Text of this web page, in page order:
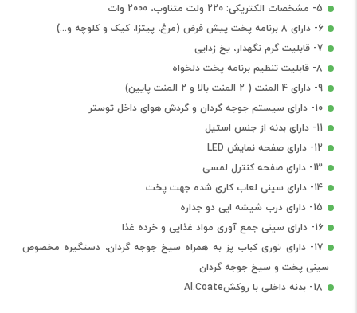
5- مشخصات الکتریکی: 220 ولت متناوب، 2000 وات
6- دارای 8 برنامه پخت پیش فرض (مرغ، پیتزا، کیک و کلوچه و...)
7- قابلیت گرم نگهدار، یخ زدایی
8- قابلیت تنظیم برنامه پخت دلخواه
9- دارای 4 المنت ( 2 المنت بالا و 2 المنت پایین)
10- دارای سیستم جوجه گردان و گردش هوای داخل توستر
11- دارای بدنه از جنس استیل
12- دارای صفحه نمایش LED
13- دارای صفحه کنترل لمسی
14- دارای سینی لعاب کاری شده جهت پخت
15- دارای درب شیشه ایی دو جداره
16- دارای سینی جمع آوری مواد غذایی و خرده غذا
17- دارای توری کباب پز به همراه سیخ جوجه گردان، دستگیره مخصوص
سینی پخت و سیخ جوجه گردان
18- بدنه داخلی با روکشAl.Coate